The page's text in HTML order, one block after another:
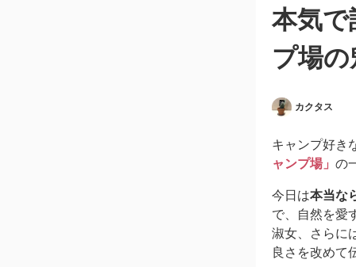
本気
プ場
カクタス
キャンプ好き
ャンプ場」 の
今日は本当な
で、自然を愛
淑女、さらに
良さを改めて